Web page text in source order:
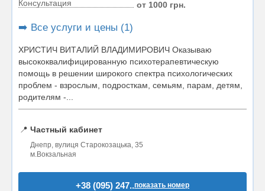
Консультация от 1000 грн.
➡️ Все услуги и цены (1)
ХРИСТИЧ ВИТАЛИЙ ВЛАДИМИРОВИЧ Оказываю
высококвалифицированную психотерапевтическую
помощь в решении широкого спектра психологических
проблем - взрослым, подросткам, семьям, парам, детям,
родителям -...
📍 Частный кабинет
Днепр, вулиця Старокозацька, 35
м.Вокзальная
+38 (095) 247..показать номер